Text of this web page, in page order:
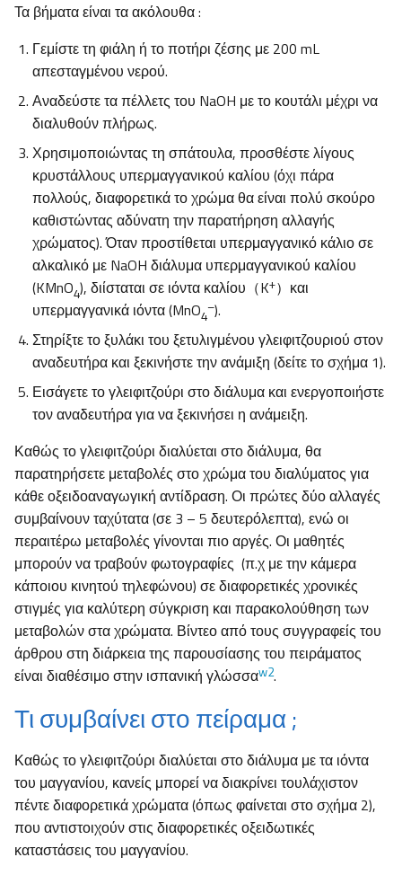
Τα βήματα είναι τα ακόλουθα :
Γεμίστε τη φιάλη ή το ποτήρι ζέσης με 200 mL
απεσταγμένου νερού.
Αναδεύστε τα πέλλετς του NaOH με το κουτάλι μέχρι να
διαλυθούν πλήρως.
Χρησιμοποιώντας τη σπάτουλα, προσθέστε λίγους
κρυστάλλους υπερμαγγανικού καλίου (όχι πάρα
πολλούς, διαφορετικά το χρώμα θα είναι πολύ σκούρο
καθιστώντας αδύνατη την παρατήρηση αλλαγής
χρώματος). Όταν προστίθεται υπερμαγγανικό κάλιο σε
αλκαλικό με NaOH διάλυμα υπερμαγγανικού καλίου
(KMnO4), διίσταται σε ιόντα καλίου（K+）και
υπερμαγγανικά ιόντα (MnO4
–).
Στηρίξτε το ξυλάκι του ξετυλιγμένου γλειφιτζουριού στον
αναδευτήρα και ξεκινήστε την ανάμιξη (δείτε το σχήμα 1).
Εισάγετε το γλειφιτζούρι στο διάλυμα και ενεργοποιήστε
τον αναδευτήρα για να ξεκινήσει η ανάμειξη.
Καθώς το γλειφιτζούρι διαλύεται στο διάλυμα, θα
παρατηρήσετε μεταβολές στο χρώμα του διαλύματος για
κάθε οξειδοαναγωγική αντίδραση. Οι πρώτες δύο αλλαγές
συμβαίνουν ταχύτατα (σε 3 – 5 δευτερόλεπτα), ενώ οι
περαιτέρω μεταβολές γίνονται πιο αργές. Οι μαθητές
μπορούν να τραβούν φωτογραφίες (π.χ με την κάμερα
κάποιου κινητού τηλεφώνου) σε διαφορετικές χρονικές
στιγμές για καλύτερη σύγκριση και παρακολούθηση των
μεταβολών στα χρώματα. Βίντεο από τους συγγραφείς του
άρθρου στη διάρκεια της παρουσίασης του πειράματος
είναι διαθέσιμο στην ισπανική γλώσσαw2.
Τι συμβαίνει στο πείραμα ;
Καθώς το γλειφιτζούρι διαλύεται στο διάλυμα με τα ιόντα
του μαγγανίου, κανείς μπορεί να διακρίνει τουλάχιστον
πέντε διαφορετικά χρώματα (όπως φαίνεται στο σχήμα 2),
που αντιστοιχούν στις διαφορετικές οξειδωτικές
καταστάσεις του μαγγανίου.